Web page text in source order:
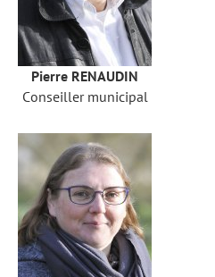
Pierre RENAUDIN
Conseiller municipal